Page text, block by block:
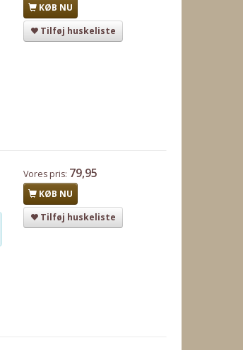
KØB NU
Tilføj huskeliste
Vores pris: 79,95
KØB NU
Tilføj huskeliste